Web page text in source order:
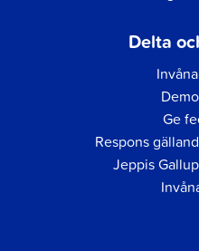
Delta
Ge
Respons
Jeppis